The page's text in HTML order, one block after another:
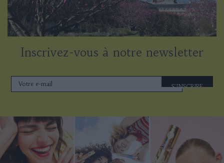
Inscrivez-vous à notre newsletter
S'INSCRIRE